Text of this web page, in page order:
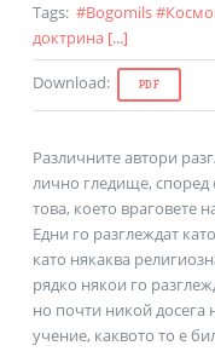
Tags: #Bogomils#
доктрина [...]
Download: PDF
Различните автори
лично гледище, според
това, което враговете
Едни го разглеждат
като някаква
рядко някои го
но почти никой досега
учение, каквото то е